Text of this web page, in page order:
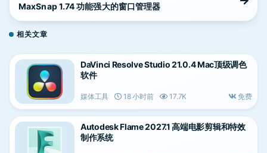
MaxSnap 1.74 功能强大的窗口管理器
相关文章
DaVinci Resolve Studio 21.0.4 Mac顶级调色
软件
媒体工具 18 小时前 17.7K 免费
Autodesk Flame 2027.1 高端电影剪辑和特效
制作系统